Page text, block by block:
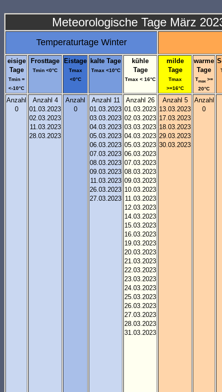
Meteorologische Tage März
Temperaturtage Winter
eisige
Tage
Tmin =
<-10°C
Frosttage
Tmin <0°C
Eistage
Tmax
<0°C
kalte Tage
Tmax <10°C
kühle
Tage
Tmax < 16°C
milde
Tage
Tmax
>=16°C
warme
Tage
Tmax >=
20°C
Anzahl
0
Anzahl 4
01.03.2023
02.03.2023
11.03.2023
28.03.2023
Anzahl
0
Anzahl 11
01.03.2023
03.03.2023
04.03.2023
05.03.2023
06.03.2023
07.03.2023
08.03.2023
09.03.2023
11.03.2023
26.03.2023
27.03.2023
Anzahl 26
01.03.2023
02.03.2023
03.03.2023
04.03.2023
05.03.2023
06.03.2023
07.03.2023
08.03.2023
09.03.2023
10.03.2023
11.03.2023
12.03.2023
14.03.2023
15.03.2023
16.03.2023
19.03.2023
20.03.2023
21.03.2023
22.03.2023
23.03.2023
24.03.2023
25.03.2023
26.03.2023
27.03.2023
28.03.2023
31.03.2023
Anzahl 5
13.03.2023
17.03.2023
18.03.2023
29.03.2023
30.03.2023
Anzahl
0